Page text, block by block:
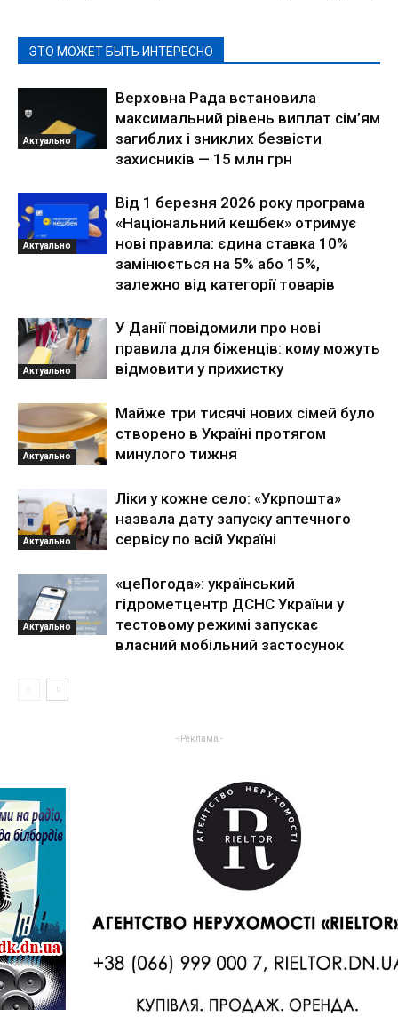
ЭТО МОЖЕТ БЫТЬ ИНТЕРЕСНО
Актуально
Верховна Рада встановила
максимальний рівень виплат сім’ям
загиблих і зниклих безвісти
захисників — 15 млн грн
Актуально
Від 1 березня 2026 року програма
«Національний кешбек» отримує
нові правила: єдина ставка 10%
замінюється на 5% або 15%,
залежно від категорії товарів
Актуально
У Данії повідомили про нові
правила для біженців: кому можуть
відмовити у прихистку
Актуально
Майже три тисячі нових сімей було
створено в Україні протягом
минулого тижня
Актуально
Ліки у кожне село: «Укрпошта»
назвала дату запуску аптечного
сервісу по всій Україні
Актуально
«цеПогода»: український
гідрометцентр ДСНС України у
тестовому режимі запускає
власний мобільний застосунок
- Реклама -